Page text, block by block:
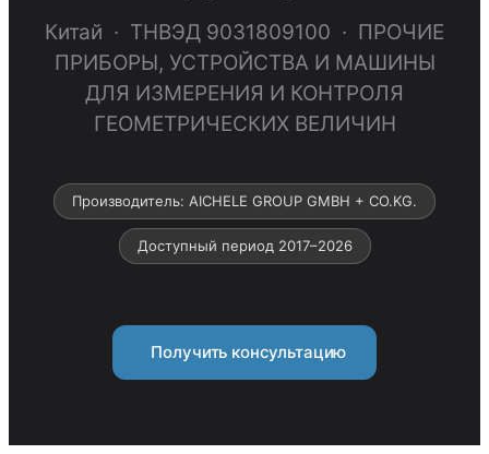
Китай · ТНВЭД 9031809100 · ПРОЧИЕ
ПРИБОРЫ, УСТРОЙСТВА И МАШИНЫ
ДЛЯ ИЗМЕРЕНИЯ И КОНТРОЛЯ
ГЕОМЕТРИЧЕСКИХ ВЕЛИЧИН
Производитель: AICHELE GROUP GMBH + CO.KG.
Доступный период 2017–2026
Получить консультацию